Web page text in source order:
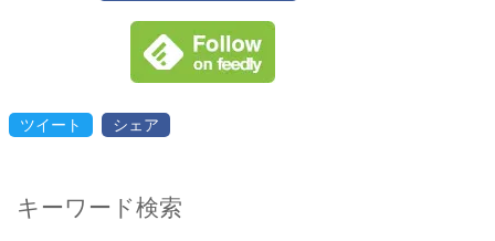
ツイート シェア
キーワード検索